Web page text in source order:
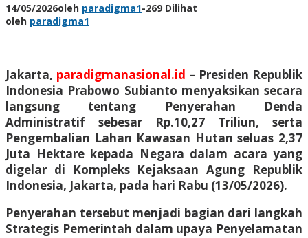
14/05/2026oleh paradigma1-269 Dilihat
oleh paradigma1
Jakarta, paradigmanasional.id – Presiden Republik
Indonesia Prabowo Subianto menyaksikan secara
langsung tentang Penyerahan Denda
Administratif sebesar Rp.10,27 Triliun, serta
Pengembalian Lahan Kawasan Hutan seluas 2,37
Juta Hektare kepada Negara dalam acara yang
digelar di Kompleks Kejaksaan Agung Republik
Indonesia, Jakarta, pada hari Rabu (13/05/2026).
Penyerahan tersebut menjadi bagian dari langkah
Strategis Pemerintah dalam upaya Penyelamatan